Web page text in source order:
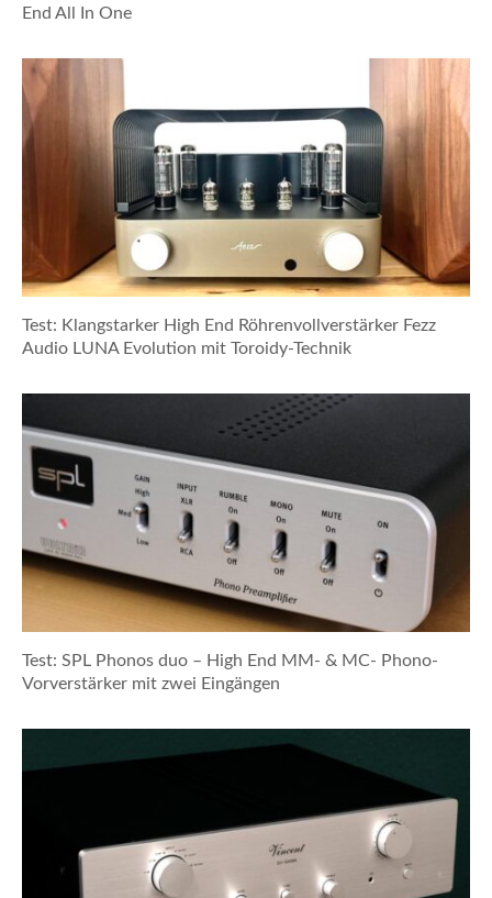
End All In One
Test: Klangstarker High End Röhrenvollverstärker Fezz
Audio LUNA Evolution mit Toroidy-Technik
Test: SPL Phonos duo – High End MM- & MC- Phono-
Vorverstärker mit zwei Eingängen